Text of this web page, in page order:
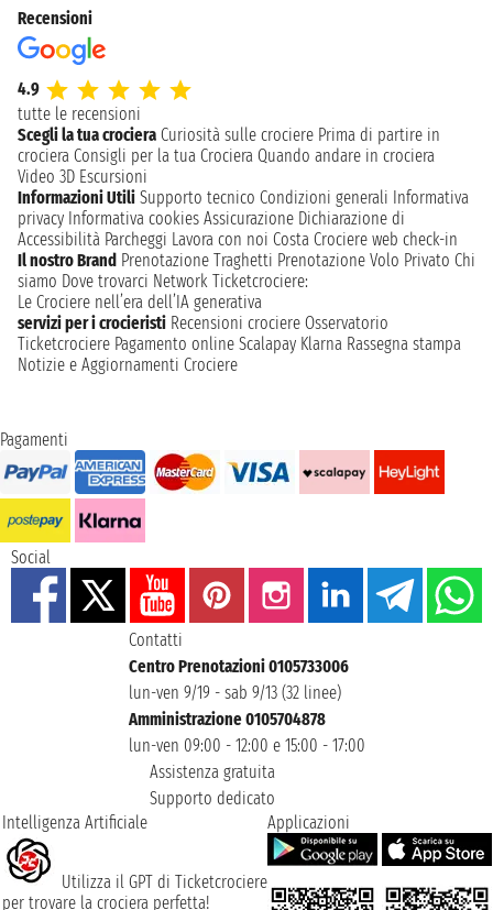
Recensioni
4.9
tutte le recensioni
Scegli la tua crociera Curiosità sulle crociere Prima di partire in
crociera Consigli per la tua Crociera Quando andare in crociera
Video 3D Escursioni
Informazioni Utili Supporto tecnico Condizioni generali Informativa
privacy Informativa cookies Assicurazione Dichiarazione di
Accessibilità Parcheggi Lavora con noi Costa Crociere web check-in
Il nostro Brand Prenotazione Traghetti Prenotazione Volo Privato Chi
siamo Dove trovarci Network Ticketcrociere:
Le Crociere nell’era dell’IA generativa
servizi per i crocieristi Recensioni crociere Osservatorio
Ticketcrociere Pagamento online Scalapay Klarna Rassegna stampa
Notizie e Aggiornamenti Crociere
Pagamenti
Social
Contatti
Centro Prenotazioni 0105733006
lun-ven 9/19 - sab 9/13 (32 linee)
Amministrazione 0105704878
lun-ven 09:00 - 12:00 e 15:00 - 17:00
Assistenza gratuita
Supporto dedicato
Intelligenza Artificiale
Utilizza il GPT di Ticketcrociere
per trovare la crociera perfetta!
Applicazioni